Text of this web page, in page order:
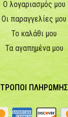
Ο λογαριασμός μου
Οι παραγγελίες μου
Το καλάθι μου
Τα αγαπημένα μου
ΤΡΟΠΟΙ ΠΛΗΡΩΜΗΣ